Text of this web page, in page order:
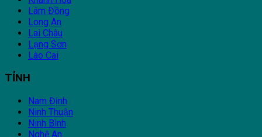
Lâm Đồng
Long An
Lai Châu
Lạng Sơn
Lào Cai
TỈNH
Nam Định
Ninh Thuận
Ninh Bình
Nghệ An